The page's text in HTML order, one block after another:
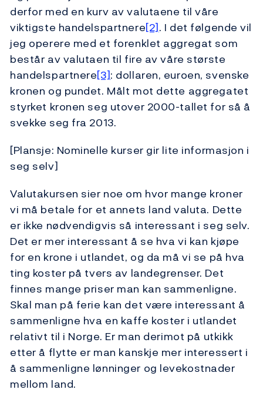
derfor med en kurv av valutaene til våre
viktigste handelspartnere[2]. I det følgende vil
jeg operere med et forenklet aggregat som
består av valutaen til fire av våre største
handelspartnere[3]: dollaren, euroen, svenske
kronen og pundet. Målt mot dette aggregatet
styrket kronen seg utover 2000-tallet for så å
svekke seg fra 2013.
[Plansje: Nominelle kurser gir lite informasjon i
seg selv]
Valutakursen sier noe om hvor mange kroner
vi må betale for et annets land valuta. Dette
er ikke nødvendigvis så interessant i seg selv.
Det er mer interessant å se hva vi kan kjøpe
for en krone i utlandet, og da må vi se på hva
ting koster på tvers av landegrenser. Det
finnes mange priser man kan sammenligne.
Skal man på ferie kan det være interessant å
sammenligne hva en kaffe koster i utlandet
relativt til i Norge. Er man derimot på utkikk
etter å flytte er man kanskje mer interessert i
å sammenligne lønninger og levekostnader
mellom land.